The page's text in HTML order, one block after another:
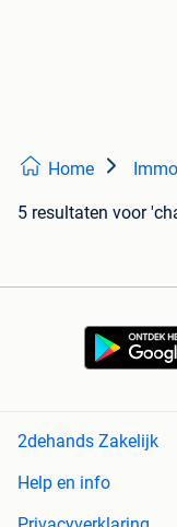
Home Immo
5 resultaten voor
2dehands Zakelijk
Help en info